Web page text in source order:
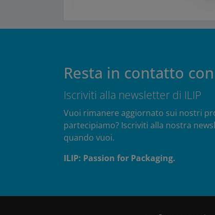
Resta in contatto
Iscriviti alla newsletter di ILIP
Vuoi rimanere aggiornato sui nostri
partecipiamo? Iscriviti alla nostra
quando vuoi.
ILIP: Passion for Packaging.